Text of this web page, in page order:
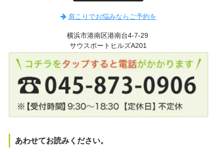
肩こりでお悩みならご予約を
横浜市港南区港南台4-7-29
サウスポートヒルズA201
あわせてお読みください。